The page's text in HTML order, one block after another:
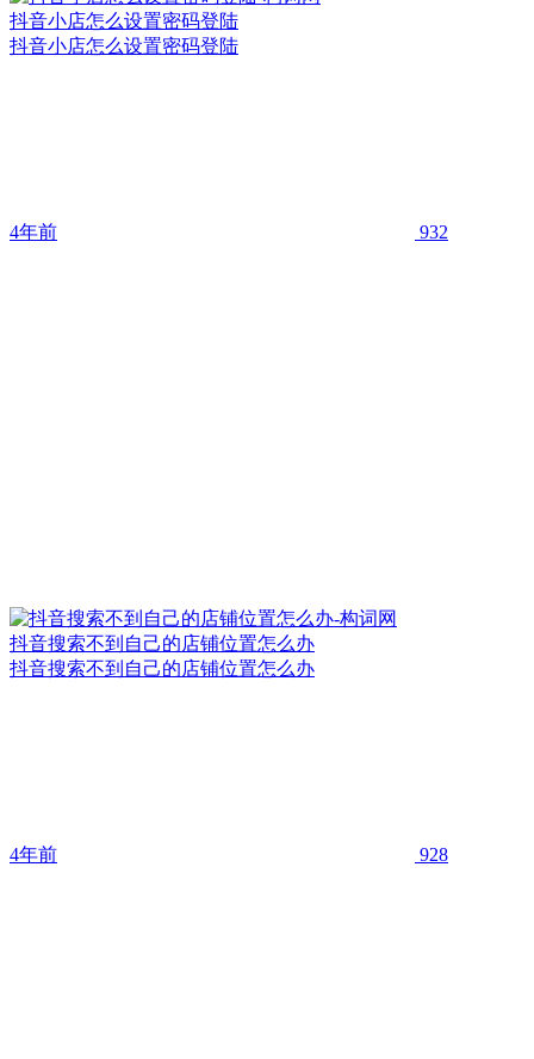
抖音小店怎么设置密码登陆
抖音小店怎么设置密码登陆
4年前 932
抖音搜索不到自己的店铺位置怎么办
抖音搜索不到自己的店铺位置怎么办
4年前 928